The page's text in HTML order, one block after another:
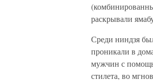
раскрывали
Среди ниндзя
проникали в
мужчин с
стилета, во